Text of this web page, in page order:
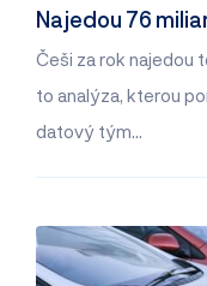
Najedou 76
Češi za rok najedou
to analýza, kterou
datový tým…